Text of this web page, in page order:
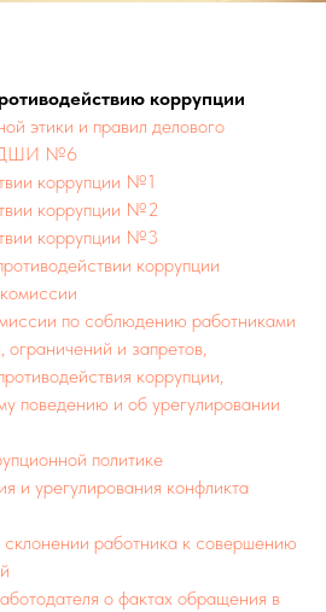
коррупции
этики и правил делового
ДШИ №6
коррупции №1
коррупции №2
коррупции №3
коррупции
по соблюдению работниками
и запретов,
коррупции,
поведению и об урегулировании
политике
и урегулирования конфликта
работника к совершению
о фактах обращения в
пр. Ленина 108/